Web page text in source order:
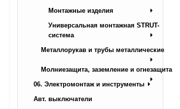
Монтажные изделия
Универсальная монтажная STRUT-
система
Металлорукав и трубы металлические
Молниезащита, заземление и огнезащита
06. Электромонтаж и инструменты
Авт. выключатели